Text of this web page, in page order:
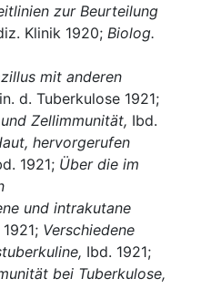
zur Beurteilung
Klinik 1920; Biolog.
mit anderen
d. Tuberkulose 1921;
Zellimmunität, Ibd.
hervorgerufen
1921; Über die im
und intrakutane
Verschiedene
Ibd. 1921;
bei Tuberkulose,